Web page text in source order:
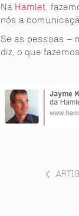
Na Hamlet ,
nós a
Se as pessoas –
diz, o que